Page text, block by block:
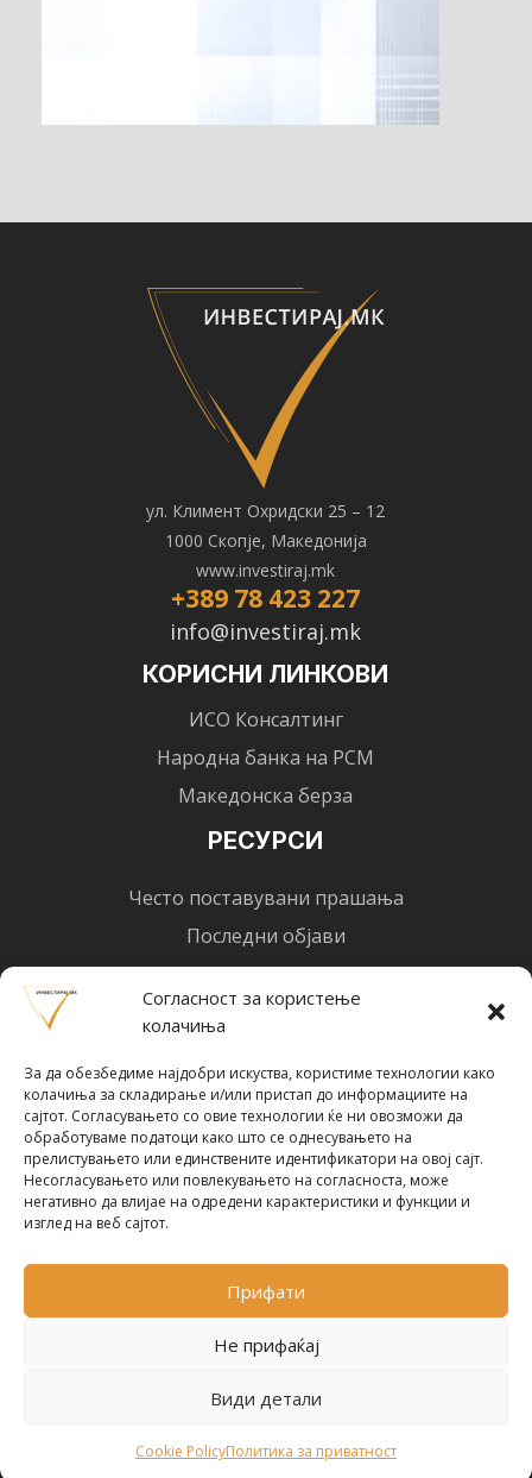
Согласност за користење
колачиња
За да обезбедиме најдобри искуства, користиме технологии како
колачиња за складирање и/или пристап до информациите на
сајтот. Согласувањето со овие технологии ќе ни овозможи да
обработуваме податоци како што се однесувањето на
прелистувањето или единствените идентификатори на овој сајт.
Несогласувањето или повлекувањето на согласноста, може
негативно да влијае на одредени карактеристики и функции и
изглед на веб сајтот.
Прифати
Не прифаќај
Види детали
Cookie PolicyПолитика за приватност
ул. Климент Охридски 25 – 12
1000 Скопје, Македонија
www.investiraj.mk
+389 78 423 227
info@investiraj.mk
КОРИСНИ ЛИНКОВИ
ИСО Консалтинг
Народна банка на РСМ
Македонска берза
РЕСУРСИ
Често поставувани прашања
Последни објави
Најнови вести
Претплати се за новости
ПРЕТПЛАТИ СЕ !
© 2024-2026 ИнвестирајМК. Сите права се